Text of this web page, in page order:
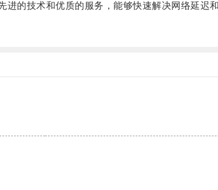
技术和优质的服务，能够快速解决网络延迟